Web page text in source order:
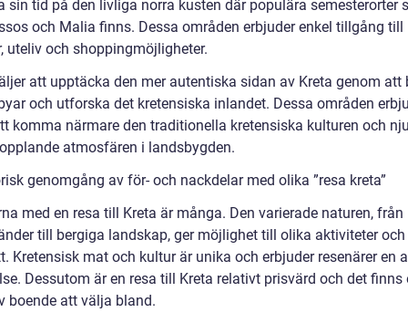
sin tid på den livliga norra kusten där populära semesterorter
och Malia finns. Dessa områden erbjuder enkel tillgång till
uteliv och shoppingmöjligheter.
att upptäcka den mer autentiska sidan av Kreta genom att
och utforska det kretensiska inlandet. Dessa områden
komma närmare den traditionella kretensiska kulturen och
atmosfären i landsbygden.
genomgång av för- och nackdelar med olika ”resa kreta”
med en resa till Kreta är många. Den varierade naturen, från
till bergiga landskap, ger möjlighet till olika aktiviteter och
Kretensisk mat och kultur är unika och erbjuder resenärer en
Dessutom är en resa till Kreta relativt prisvärd och det finns
boende att välja bland.